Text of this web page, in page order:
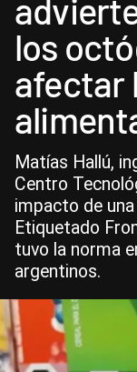
los
afectar
Matías Hallú,
Centro
impacto de
Etiquetado
tuvo la norma
argentinos.